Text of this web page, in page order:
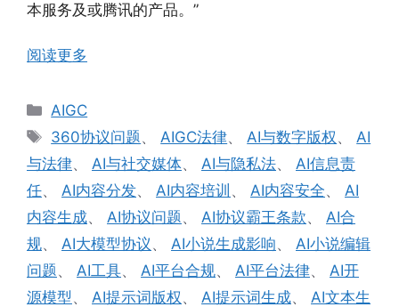
本服务及或腾讯的产品。”
阅读更多
分
类
AIGC
标
签
360协议问题、 AIGC法律、 AI与数字版权 、 AI
与法律、 AI与社交媒体、 AI与隐私法、 AI信息责
任、 AI内容分发、 AI内容培训 、 AI内容安全、 AI
内容生成、 AI协议问题、 AI协议霸王条款、 AI合
规、 AI大模型协议 、 AI小说生成影响、 AI小说编辑
问题、 AI工具、 AI平台合规、 AI平台法律、 AI开
源模型、 AI提示词版权 、 AI提示词生成、 AI文本生